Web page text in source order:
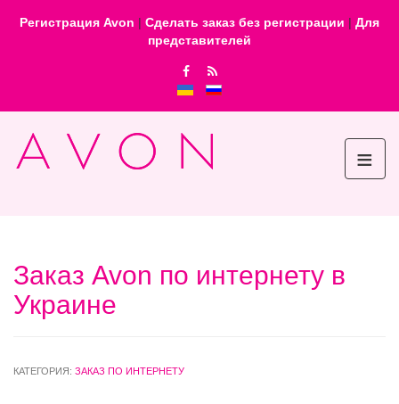
Регистрация Avon | Сделать заказ без регистрации | Для
представителей
≡
Заказ Avon по интернету в
Украине
КАТЕГОРИЯ: ЗАКАЗ ПО ИНТЕРНЕТУ